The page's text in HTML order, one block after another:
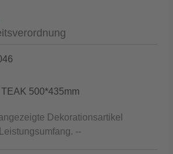
500*435mm
Dekorationsartikel
--